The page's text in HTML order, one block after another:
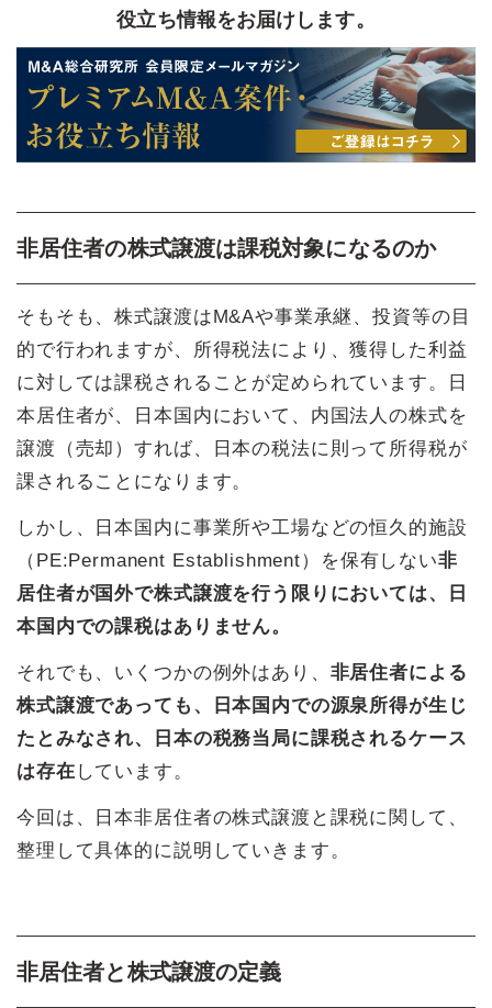
役立ち情報をお届けします。
非居住者の株式譲渡は課税対象になるのか
そもそも、株式譲渡はM&Aや事業承継、投資等の目
的で行われますが、所得税法により、獲得した利益
に対しては課税されることが定められています。日
本居住者が、日本国内において、内国法人の株式を
譲渡（売却）すれば、日本の税法に則って所得税が
課されることになります。
しかし、日本国内に事業所や工場などの恒久的施設
（PE:Permanent Establishment）を保有しない非
居住者が国外で株式譲渡を行う限りにおいては、日
本国内での課税はありません。
それでも、いくつかの例外はあり、 非居住者による
株式譲渡であっても、日本国内での源泉所得が生じ
たとみなされ、日本の税務当局に課税されるケース
は存在 しています。
今回は、日本非居住者の株式譲渡と課税に関して、
整理して具体的に説明していきます。
非居住者と株式譲渡の定義